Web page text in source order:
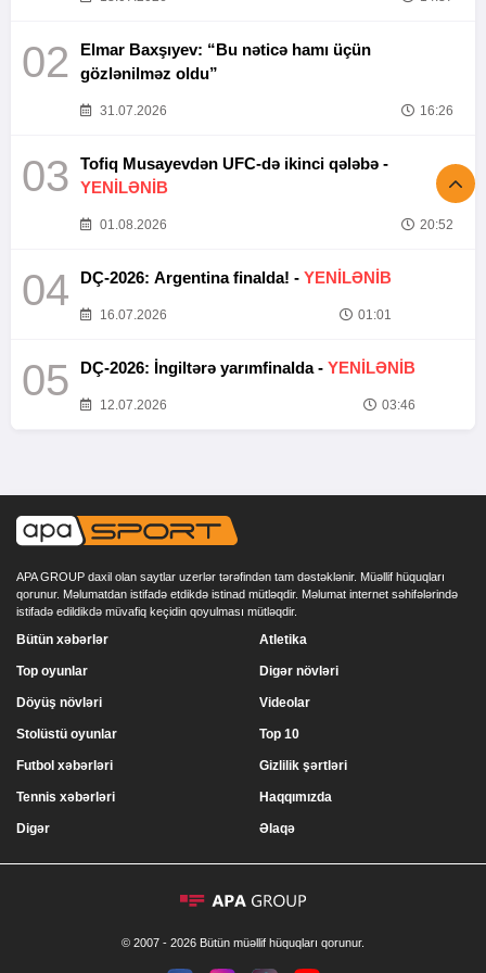
02
Elmar Baxşıyev: “Bu nəticə hamı üçün
gözlənilməz oldu”
31.07.2026 16:26
03
Tofiq Musayevdən UFC-də ikinci qələbə -
YENİLƏNİB
01.08.2026 20:52
04 DÇ-2026: Argentina finalda! - YENİLƏNİB
16.07.2026 01:01
05 DÇ-2026: İngiltərə yarımfinalda - YENİLƏNİB
12.07.2026 03:46
APA GROUP daxil olan saytlar uzerlər tərəfindən tam dəstəklənir. Müəllif hüquqları
qorunur. Məlumatdan istifadə etdikdə istinad mütləqdir. Məlumat internet səhifələrində
istifadə edildikdə müvafiq keçidin qoyulması mütləqdir.
Bütün xəbərlər
Top oyunlar
Döyüş növləri
Stolüstü oyunlar
Atletika
Digər növləri
Videolar
Top 10
Futbol xəbərləri
Tennis xəbərləri
Digər
Gizlilik şərtləri
Haqqımızda
Əlaqə
© 2007 - 2026 Bütün müəllif hüquqları qorunur.